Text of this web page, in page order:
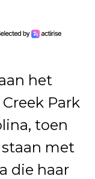
het
Park
toen
met
die haar